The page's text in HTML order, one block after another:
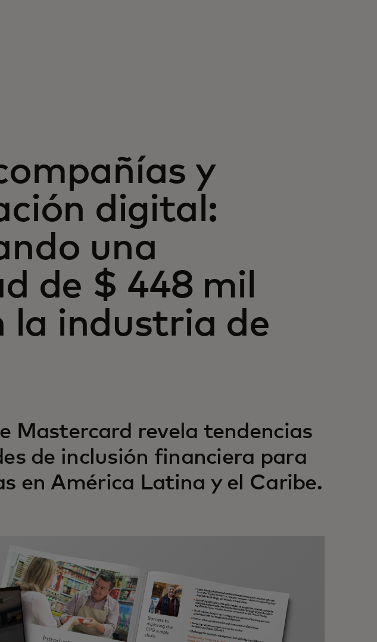
y
digital:
una
de $ 448 mil
la industria de
Mastercard revela tendencias
de inclusión financiera para
en América Latina y el Caribe.